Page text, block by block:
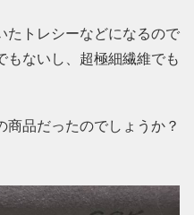
たトレシーなどになるので
もないし、超極細繊維でも
商品だったのでしょうか？